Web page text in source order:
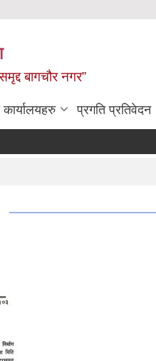
बागचौर नगर”
‍कार्यालयहरु प्रगति प्रतिवेदन